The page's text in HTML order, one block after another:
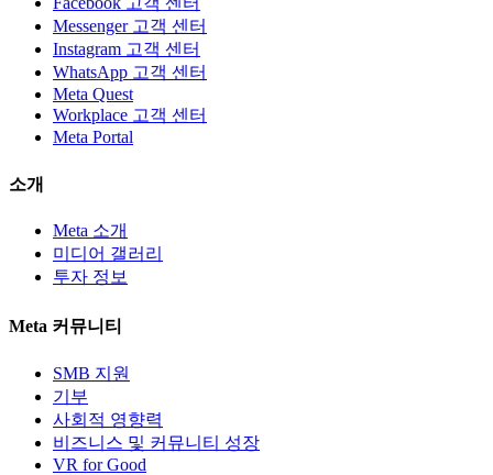
Messenger 고객 센터
Instagram 고객 센터
WhatsApp 고객 센터
Meta Quest
Workplace 고객 센터
Meta Portal
소개
Meta 소개
미디어 갤러리
투자 정보
Meta 커뮤니티
SMB 지원
기부
사회적 영향력
비즈니스 및 커뮤니티 성장
VR for Good